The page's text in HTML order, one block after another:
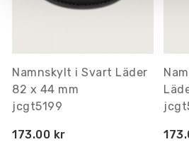
Namnskylt i Svart Läder
82 x 44 mm
jcgt5199
173.00 kr